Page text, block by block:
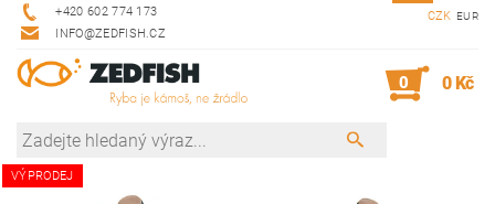
+420 602 774 173
INFO@ZEDFISH.CZ
CZK EUR
0 0 Kč
VÝPRODEJ